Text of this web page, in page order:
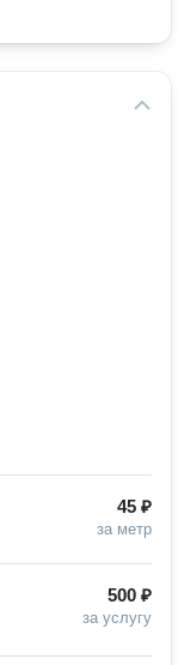
45 ₽
за метр
500 ₽
за услугу